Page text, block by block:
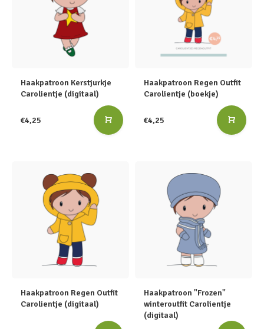
Haakpatroon Kerstjurkje
Carolientje (digitaal)
€4,25
Haakpatroon Regen Outfit
Carolientje (boekje)
€4,25
Haakpatroon Regen Outfit
Carolientje (digitaal)
Haakpatroon "Frozen"
winteroutfit Carolientje
(digitaal)